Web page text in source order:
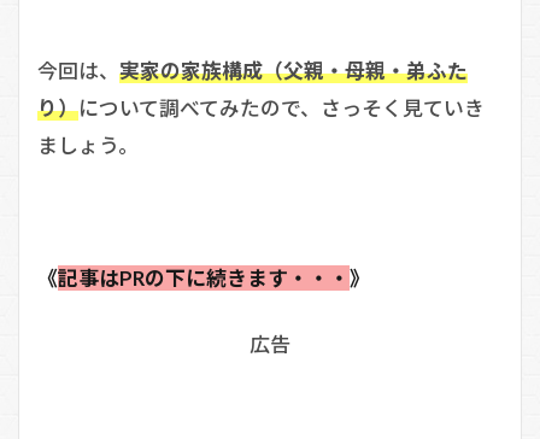
今回は、 実家の家族構成（父親・母親・弟ふた
り）について調べてみたので、さっそく見ていき
ましょう。
《記事はPRの下に続きます・・・ 》
広告